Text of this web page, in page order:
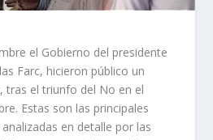
el Gobierno del presidente
Farc, hicieron público un
tras el triunfo del No en el
Estas son las principales
en detalle por las